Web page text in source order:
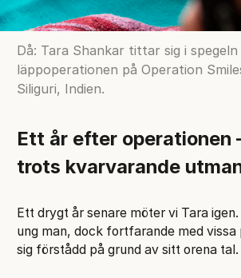
Då: Tara Shankar tittar sig i
läppoperationen på Operation
Siliguri, Indien.
Ett år efter operationen
trots kvarvarande
Ett drygt år senare möter vi Tara
ung man, dock fortfarande med
sig förstådd på grund av sitt orena tal.